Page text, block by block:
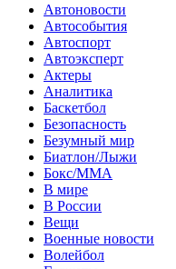
Автоновости
Автособытия
Автоспорт
Автоэксперт
Актеры
Аналитика
Баскетбол
Безопасность
Безумный мир
Биатлон/Лыжи
Бокс/MMA
В мире
В России
Вещи
Военные новости
Волейбол